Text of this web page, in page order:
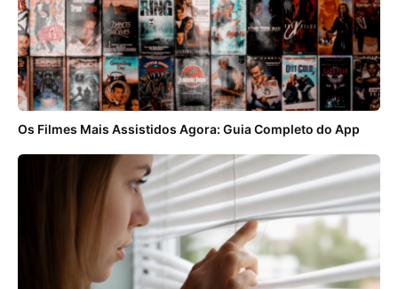
Os Filmes Mais Assistidos Agora: Guia Completo do App